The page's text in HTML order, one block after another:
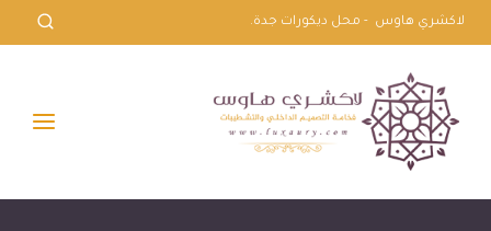
التجاوز
إلى
المحتوى
لاكشري هاوس - محل ديكورات جدة.